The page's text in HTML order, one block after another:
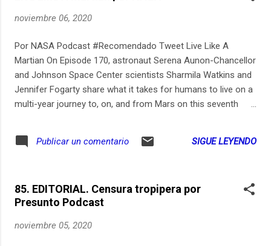
noviembre 06, 2020
Por NASA Podcast #Recomendado Tweet Live Like A
Martian On Episode 170, astronaut Serena Aunon-Chancellor
and Johnson Space Center scientists Sharmila Watkins and
Jennifer Fogarty share what it takes for humans to live on a
multi-year journey to, on, and from Mars on this seventh
episode about a human mission to Mars on the first Friday
of every month.
Publicar un comentario SIGUE LEYENDO
85. EDITORIAL. Censura tropipera por
Presunto Podcast
noviembre 05, 2020